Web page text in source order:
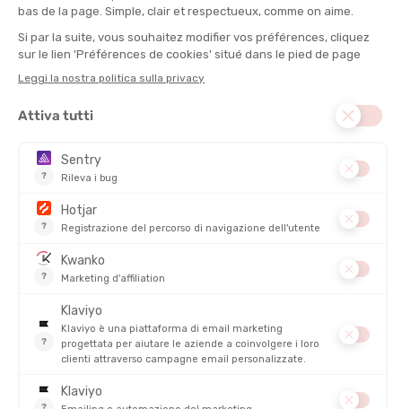
rifugi sono un’ottima opzione.
In famiglia con bambini
Desiderio diviaggiare leggero
In cerca di comfort e convivialità
Piuttosto bivacco se sei:
e l’avventura, il
bivacco ti aspetta a braccia aperte.
Autonomo ed esperto
In cerca di solitudine o di percorsi fuori dai sentieri
Appassionato di
Abituato a portare materiale
Fan delle foto all’alba
E perché non mischiare le due cose?
Non sei obbligato a scegliere un campo per tutta la vita! Sempre
seconda delle tappe. Questo permette di alleggerire alcuni giorni,
di godersi il comfort quando serve e di regalarsi
notti nella
natura
quando se ne sente il bisogno.
È anche un bel modo peradattarsi al meteoe al proprio livello di
fatica. E poi, ammettiamolo, variare i piaceri fa parte dello
spirito outdoor!